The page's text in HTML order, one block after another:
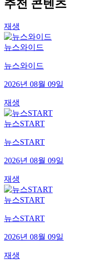
추천 콘텐츠
재생
뉴스와이드
뉴스와이드
2026년 08월 09일
재생
뉴스START
뉴스START
2026년 08월 09일
재생
뉴스START
뉴스START
2026년 08월 09일
재생